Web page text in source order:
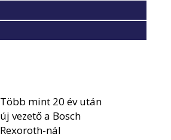
Több mint 20 év után
új vezető a Bosch
Rexoroth-nál